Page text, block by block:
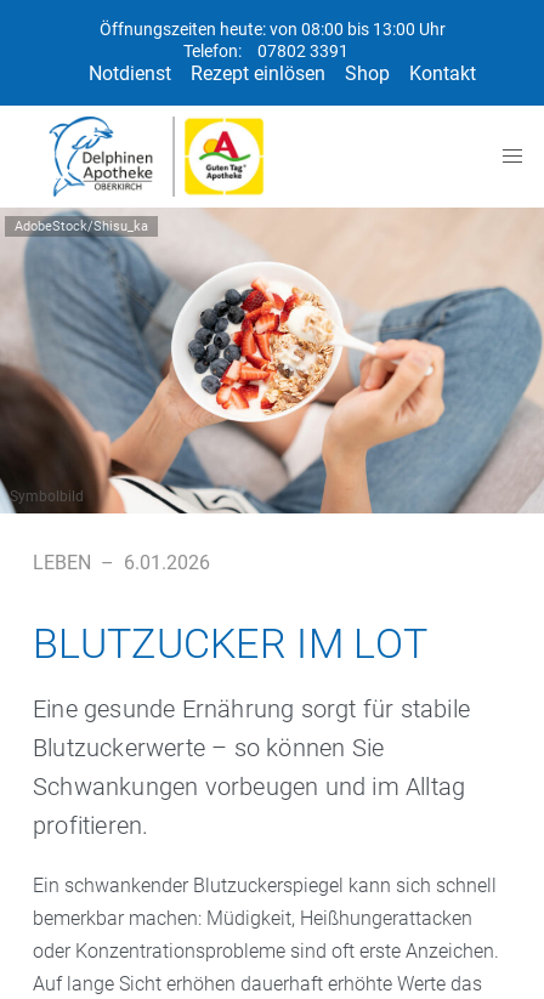
Öffnungszeiten heute: von 08:00 bis 13:00 Uhr
Telefon:
07802 3391
Notdienst Rezept einlösen Shop Kontakt
AdobeStock/Shisu_ka
Symbolbild
LEBEN – 6.01.2026
BLUTZUCKER IM LOT
Eine gesunde Ernährung sorgt für stabile
Blutzuckerwerte – so können Sie
Schwankungen vorbeugen und im Alltag
profitieren.
Ein schwankender Blutzuckerspiegel kann sich schnell
bemerkbar machen: Müdigkeit, Heißhungerattacken
oder Konzentrationsprobleme sind oft erste Anzeichen.
Auf lange Sicht erhöhen dauerhaft erhöhte Werte das